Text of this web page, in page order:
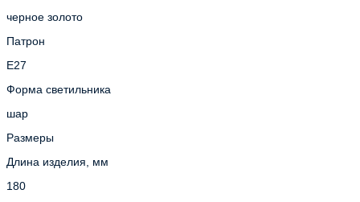
черное золото
Патрон
E27
Форма светильника
шар
Размеры
Длина изделия, мм
180